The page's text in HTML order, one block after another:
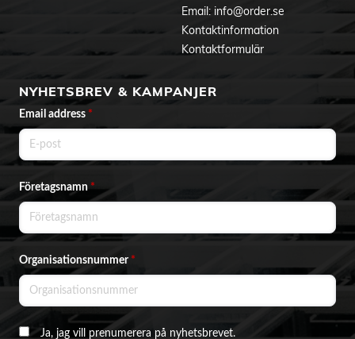
Email: info@order.se
Kontaktinformation
Kontaktformulär
NYHETSBREV & KAMPANJER
Email address *
Företagsnamn*
Organisationsnummer *
Ja, jag vill prenumerera på nyhetsbrevet.